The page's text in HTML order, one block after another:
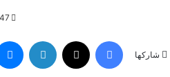
7-7-
شاركها